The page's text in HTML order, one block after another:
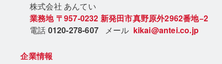
株式会社 あんてい
業務地 〒957-0232 新発田市真野原外2962番地−2
電話 0120-278-607 メール kikai@antei.co.jp
企業情報